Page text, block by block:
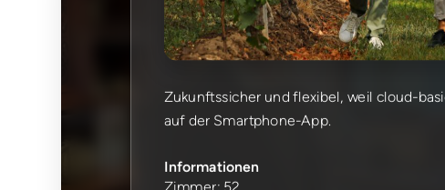
Zukunftssicher und flexibel, weil cloud-
auf der Smartphone-App.
Informationen
Zimmer: 52